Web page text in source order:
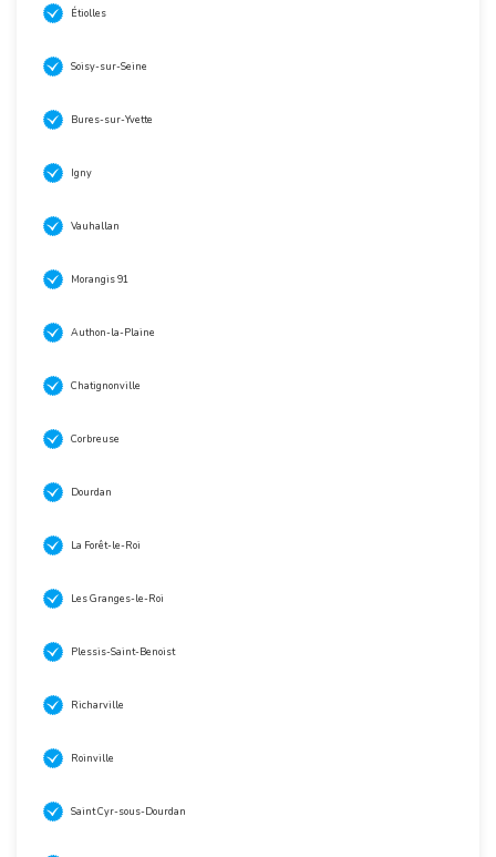
Étiolles
Soisy-sur-Seine
Bures-sur-Yvette
Igny
Vauhallan
Morangis 91
Authon-la-Plaine
Chatignonville
Corbreuse
Dourdan
La Forêt-le-Roi
Les Granges-le-Roi
Plessis-Saint-Benoist
Richarville
Roinville
Saint Cyr-sous-Dourdan